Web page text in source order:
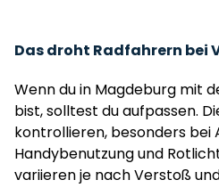
Das droht Radfahrern bei
Wenn du in Magdeburg mit
bist, solltest du aufpassen.
kontrollieren, besonders bei
Handybenutzung und
variieren je nach Verstoß